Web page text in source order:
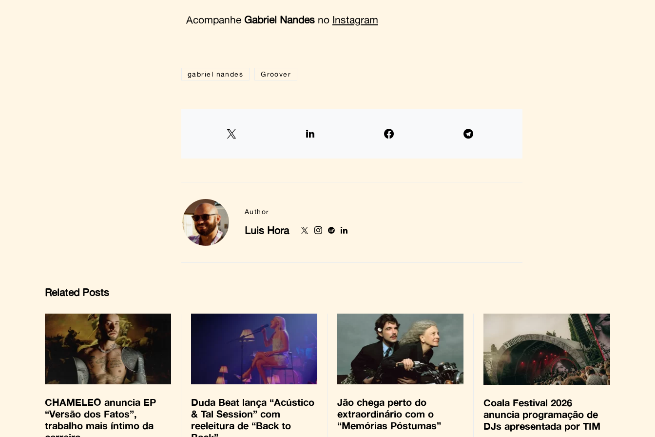
Acompanhe Gabriel Nandes no Instagram
gabriel nandes Groover
Author
Luis Hora
Related Posts
CHAMELEO anuncia EP
“Versão dos Fatos”,
trabalho mais íntimo da
Duda Beat lança “Acústico
& Tal Session” com
reeleitura de “Back to
Jão chega perto do
extraordinário com o
“Memórias Póstumas”
Coala Festival 2026
anuncia programação de
DJs apresentada por TIM